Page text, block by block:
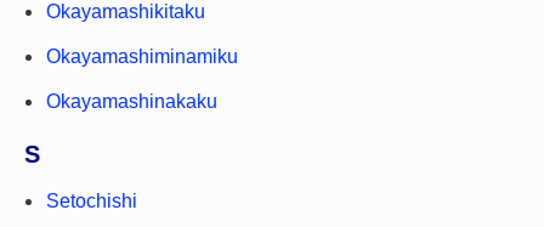
Okayamashikitaku
Okayamashiminamiku
Okayamashinakaku
S
Setochishi